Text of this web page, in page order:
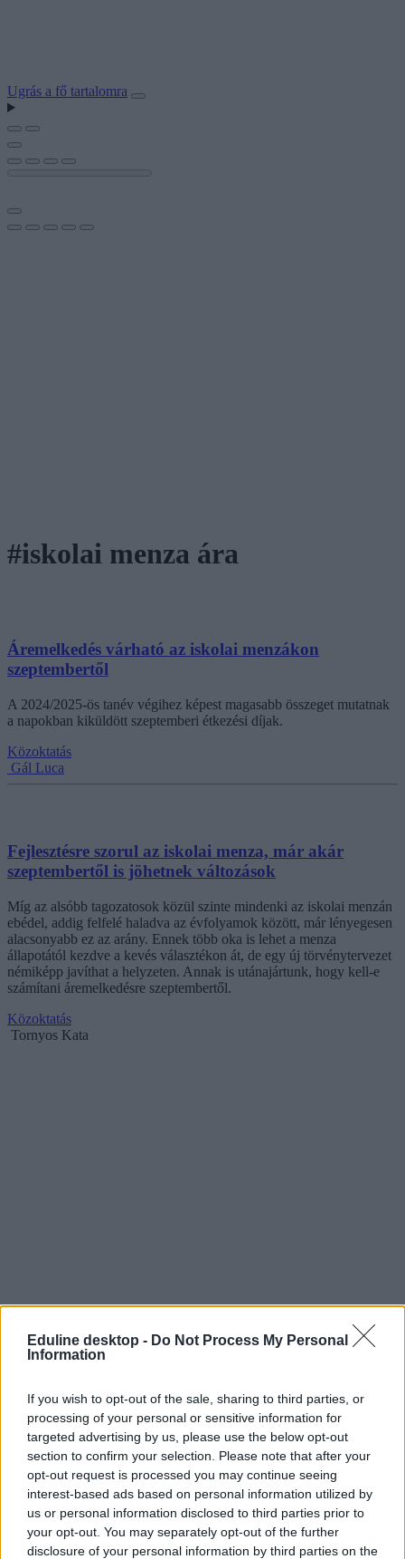
Eduline desktop - Do Not Process My Personal
Information
If you wish to opt-out of the sale, sharing to third parties, or
processing of your personal or sensitive information for
targeted advertising by us, please use the below opt-out
section to confirm your selection. Please note that after your
opt-out request is processed you may continue seeing
interest-based ads based on personal information utilized by
us or personal information disclosed to third parties prior to
your opt-out. You may separately opt-out of the further
disclosure of your personal information by third parties on the
Ugrás a fő tartalomra
#iskolai menza ára
Áremelkedés várható az iskolai menzákon
szeptembertől
A 2024/2025-ös tanév végihez képest magasabb összeget mutatnak
a napokban kiküldött szeptemberi étkezési díjak.
Közoktatás
Gál Luca
Fejlesztésre szorul az iskolai menza, már akár
szeptembertől is jöhetnek változások
Míg az alsóbb tagozatosok közül szinte mindenki az iskolai menzán
ebédel, addig felfelé haladva az évfolyamok között, már lényegesen
alacsonyabb ez az arány. Ennek több oka is lehet a menza
állapotától kezdve a kevés választékon át, de egy új törvénytervezet
némiképp javíthat a helyzeten. Annak is utánajártunk, hogy kell-e
számítani áremelkedésre szeptembertől.
Közoktatás
Tornyos Kata
Havi 15-20 ezer forintba kerül a háromszori étkezés
átlagosan a menzán
Ezzel a közétkeztetés még mindig a legolcsóbb megoldás.
Tornyos Kata